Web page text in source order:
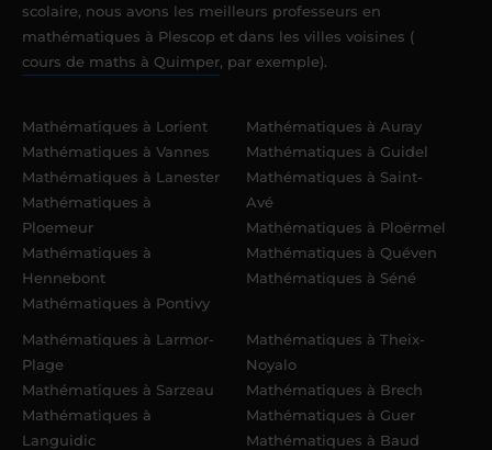
scolaire, nous avons les meilleurs professeurs en
mathématiques à Plescop et dans les villes voisines (
cours de maths à Quimper, par exemple).
Mathématiques à Lorient
Mathématiques à Vannes
Mathématiques à Lanester
Mathématiques à
Ploemeur
Mathématiques à
Hennebont
Mathématiques à Pontivy
Mathématiques à Auray
Mathématiques à Guidel
Mathématiques à Saint-
Avé
Mathématiques à Ploërmel
Mathématiques à Quéven
Mathématiques à Séné
Mathématiques à Larmor-
Plage
Mathématiques à Sarzeau
Mathématiques à
Languidic
Mathématiques à Theix-
Noyalo
Mathématiques à Brech
Mathématiques à Guer
Mathématiques à Baud